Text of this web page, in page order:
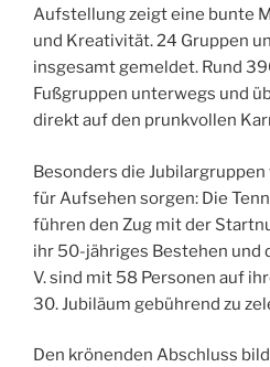
Aufstellung zeigt eine bunte
und Kreativität. 24 Gruppen
insgesamt gemeldet. Rund
Fußgruppen unterwegs und
direkt auf den prunkvollen
Besonders die
für Aufsehen sorgen: Die
führen den Zug mit der
ihr 50-jähriges Bestehen und
V. sind mit 58 Personen auf
30. Jubiläum gebührend zu
Den krönenden Abschluss